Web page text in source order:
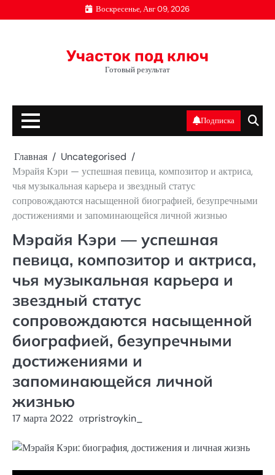
к
Воскресенье, Авг 09, 2026
Участок под ключ
Готовый результат
Подписка
Главная
Uncategorised
Мэрайя Кэри — успешная певица, композитор и актриса,
чья музыкальная карьера и звездный статус
сопровождаются насыщенной биографией, безупречными
достижениями и запоминающейся личной жизнью
Мэрайя Кэри — успешная
певица, композитор и актриса,
чья музыкальная карьера и
звездный статус
сопровождаются насыщенной
биографией, безупречными
достижениями и
запоминающейся личной
жизнью
17 марта 2022 отpristroykin_